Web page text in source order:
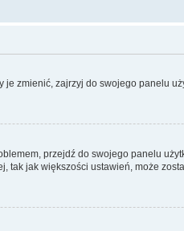
zmienić, zajrzyj do swojego panelu
przejdź do swojego panelu
jak większości ustawień, może